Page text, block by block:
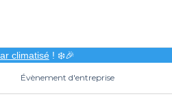
climatisé! ❄️🎉
Évènement d'entreprise